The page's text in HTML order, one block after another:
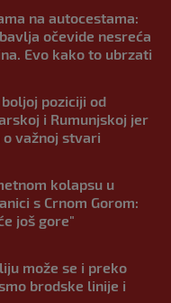
na autocestama:
očevide nesreća
Evo kako to ubrzati
poziciji od
i Rumunjskoj jer
važnoj stvari
kolapsu u
s Crnom Gorom:
još gore"
može se i preko
brodske linije i